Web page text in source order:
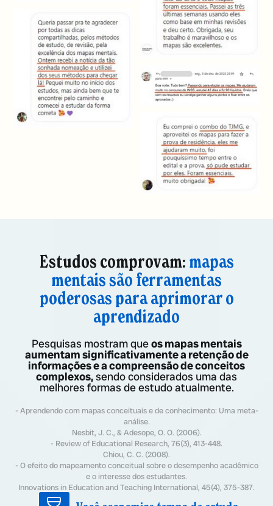
Estudos comprovam: mapas
mentais são ferramentas
poderosas para aprimorar o
aprendizado
Pesquisas mostram queos mapas mentais
aumentam significativamente a retenção de
informações e a compreensão de conceitos
complexos,sendo considerados uma das
melhores formas de estudo atualmente.
- Aprendendo com mapas conceituais e de conhecimento: Uma meta-
análise.
Nesbit, J. C., & Adesope, O. O. (2006).
- Review of Educational Research, 76(3), 413-448.
Chiou, C. C. (2008).
- O efeito do mapeamento conceitual sobre o desempenho acadêmico
e o interesse dos estudantes.
Innovations in Education and Teaching International, 45(4), 375-387.